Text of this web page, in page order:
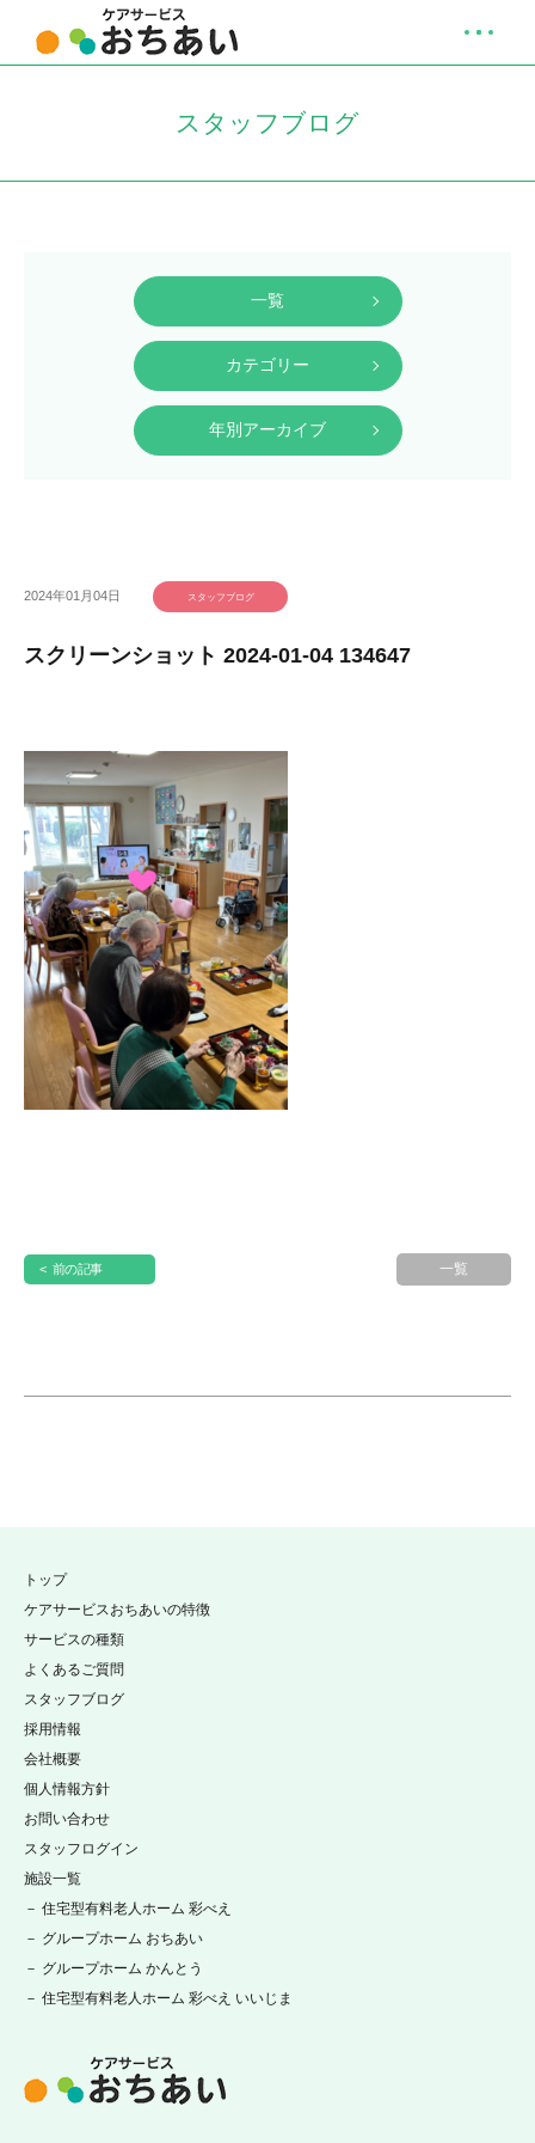
スタッフブログ
一覧
カテゴリー
年別アーカイブ
2024年01月04日 スタッフブログ
スクリーンショット 2024-01-04 134647
< 前の記事 一覧
トップ
ケアサービスおちあいの特徴
サービスの種類
よくあるご質問
スタッフブログ
採用情報
施設一覧
－ 住宅型有料老人ホーム 彩べえ
－ グループホーム おちあい
－ グループホーム かんとう
－ 住宅型有料老人ホーム 彩べえ いいじま
会社概要
個人情報方針
お問い合わせ
スタッフログイン